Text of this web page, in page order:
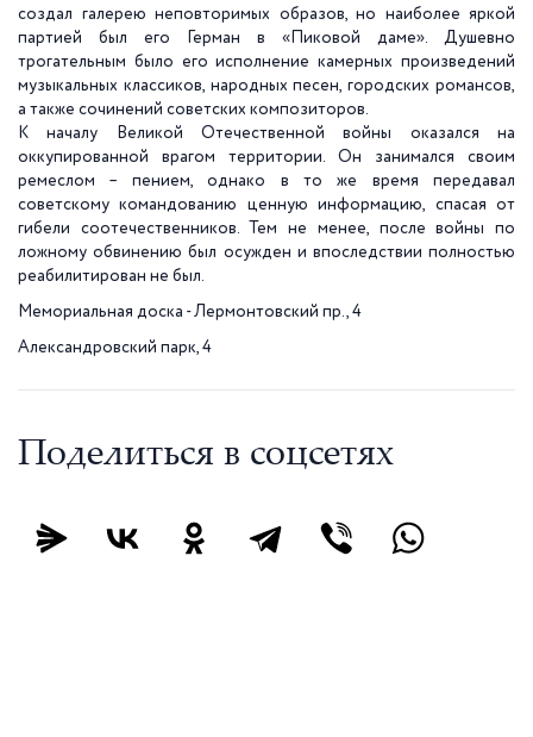
создал галерею неповторимых образов, но наиболее яркой
партией был его Герман в «Пиковой даме». Душевно
трогательным было его исполнение камерных произведений
музыкальных классиков, народных песен, городских романсов,
а также сочинений советских композиторов.
К началу Великой Отечественной войны оказался на
оккупированной врагом территории. Он занимался своим
ремеслом – пением, однако в то же время передавал
советскому командованию ценную информацию, спасая от
гибели соотечественников. Тем не менее, после войны по
ложному обвинению был осужден и впоследствии полностью
реабилитирован не был.
Мемориальная доска - Лермонтовский пр., 4
Александровский парк, 4
Поделиться в соцсетях